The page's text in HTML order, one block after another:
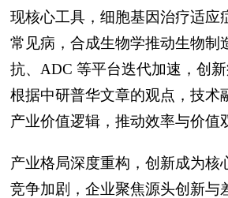
现核心工具，细胞基因治疗适应
常见病，合成生物学推动生物制
抗、ADC 等平台迭代加速，创新
根据中研普华文章的观点，技术
产业价值逻辑，推动效率与价值
产业格局深度重构，创新成为核
竞争加剧，企业聚焦源头创新与